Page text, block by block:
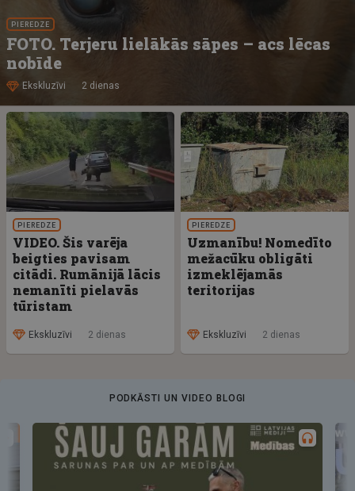
PIEREDZE
FOTO. Terjeru lielākās sāpes – acs lēcas
nobīde
Ekskluzīvi 2 dienas
PIEREDZE
VIDEO. Šis varēja
beigties pavisam
citādi. Rumānijā lācis
nemanīti pielavās
tūristam
Ekskluzīvi 2 dienas
PIEREDZE
Uzmanību! Nomedīto
mežacūku obligāti
izmeklējamās
teritorijas
Ekskluzīvi 2 dienas
PODKĀSTI UN VIDEO BLOGI